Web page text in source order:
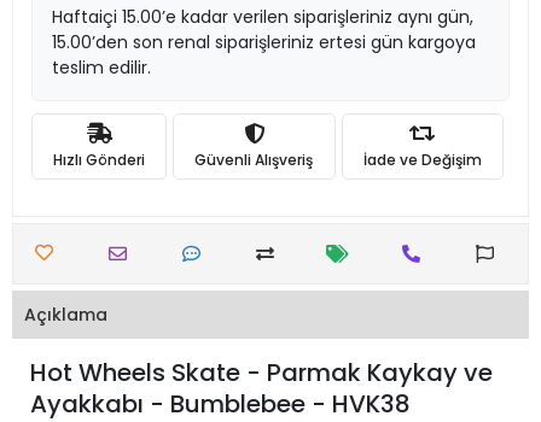
Haftaiçi 15.00’e kadar verilen siparişleriniz aynı gün,
15.00’den son renal siparişleriniz ertesi gün kargoya
teslim edilir.
Hızlı Gönderi Güvenli Alışveriş İade ve Değişim
Açıklama
Hot Wheels Skate - Parmak Kaykay ve
Ayakkabı - Bumblebee - HVK38